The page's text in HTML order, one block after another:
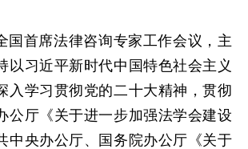
国首席法律咨询专家工作会议，主
以习近平新时代中国特色社会主义
入学习贯彻党的二十大精神，贯彻
公厅《关于进一步加强法学会建设
中央办公厅、国务院办公厅《关于